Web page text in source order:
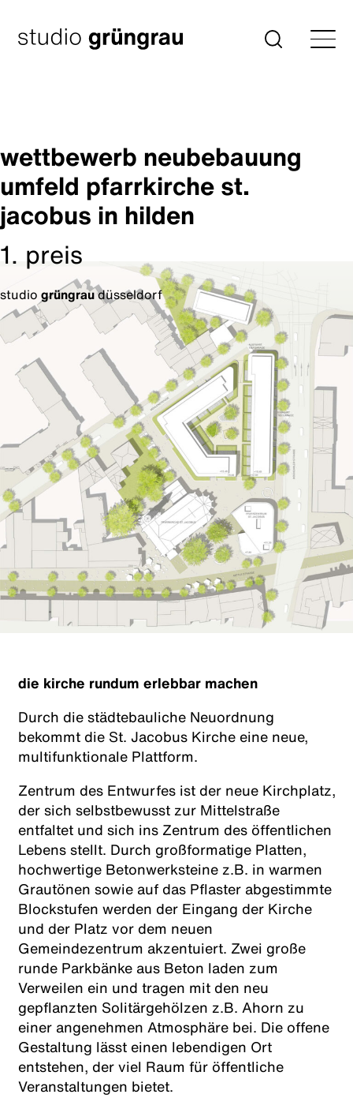
Inhalt
springen
Startseite Suche
wettbewerb neubebauung
umfeld pfarrkirche st.
jacobus in hilden
1. preis
studio grüngraudüsseldorf
die kirche rundum erlebbar machen
Durch die städtebauliche Neuordnung
bekommt die St. Jacobus Kirche eine neue,
multifunktionale Plattform.
Zentrum des Entwurfes ist der neue Kirchplatz,
der sich selbstbewusst zur Mittelstraße
entfaltet und sich ins Zentrum des öffentlichen
Lebens stellt. Durch großformatige Platten,
hochwertige Betonwerksteine z.B. in warmen
Grautönen sowie auf das Pflaster abgestimmte
Blockstufen werden der Eingang der Kirche
und der Platz vor dem neuen
Gemeindezentrum akzentuiert. Zwei große
runde Parkbänke aus Beton laden zum
Verweilen ein und tragen mit den neu
gepflanzten Solitärgehölzen z.B. Ahorn zu
einer angenehmen Atmosphäre bei. Die offene
Gestaltung lässt einen lebendigen Ort
entstehen, der viel Raum für öffentliche
Veranstaltungen bietet.